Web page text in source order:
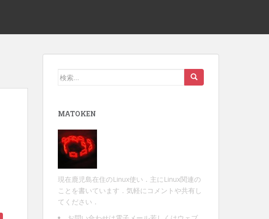
検
MATOKEN
現在鹿児島在住のLinux使い．主にLinux関連の
ことを書いています．気軽にコメントや共有し
てください．